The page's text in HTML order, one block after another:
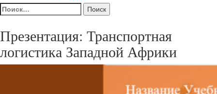
Найти:
Презентация: Транспортная
логистика Западной Африки